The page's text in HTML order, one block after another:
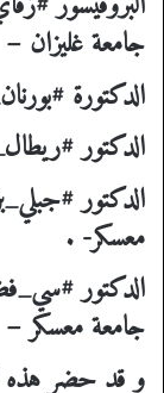
جامعة غليزان –
الدكتورة
الدكتور
الدكتور
معسكر- .
الدكتور
جامعة معسكر –
و قد حضر هذه